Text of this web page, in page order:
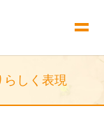
らしく表現